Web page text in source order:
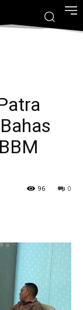
0
96